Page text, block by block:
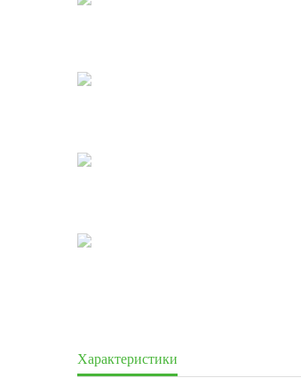
Характеристики